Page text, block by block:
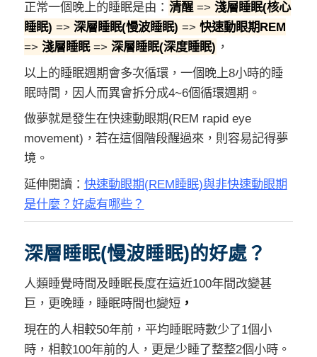
正常一個晚上的睡眠是由： 清醒 => 淺層睡眠(核心
睡眠) => 深層睡眠(慢波睡眠) => 快速動眼期REM
=> 淺層睡眠 => 深層睡眠(深度睡眠) ，
以上的睡眠週期會多次循環，一個晚上8小時的睡
眠時間，因人而異會拆分成4~6個循環週期。
做夢就是發生在快速動眼期(REM rapid eye
movement) ，若在這個階段醒過來，則容易記得夢
境。
延伸閱讀： 快速動眼期(REM睡眠)與非快速動眼期
是什麼？好處有哪些？
深層睡眠(慢波睡眠)的好處？
人類睡覺時間及睡眠長度在這近100年間改變甚
巨，更晚睡，睡眠時間也變短 ，
現在的人相較50年前，平均睡眠時數少了1個小
時，相較100年前的人，更是少睡了整整2個小時。